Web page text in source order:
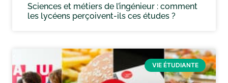
Sciences et métiers de l’ingénieur : comment
les lycéens perçoivent-ils ces études ?
VIE ÉTUDIANTE